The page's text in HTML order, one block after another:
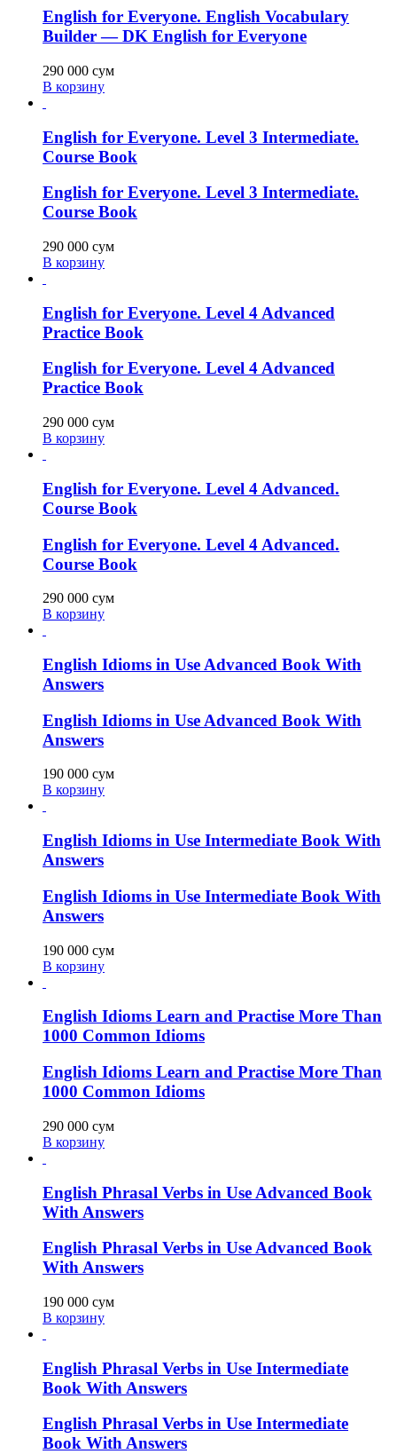
English for Everyone. English Vocabulary
Builder — DK English for Everyone
290 000 сум
В корзину
English for Everyone. Level 3 Intermediate.
Course Book
English for Everyone. Level 3 Intermediate.
Course Book
290 000 сум
В корзину
English for Everyone. Level 4 Advanced
Practice Book
English for Everyone. Level 4 Advanced
Practice Book
290 000 сум
В корзину
English for Everyone. Level 4 Advanced.
Course Book
English for Everyone. Level 4 Advanced.
Course Book
290 000 сум
В корзину
English Idioms in Use Advanced Book With
Answers
English Idioms in Use Advanced Book With
Answers
190 000 сум
В корзину
English Idioms in Use Intermediate Book With
Answers
English Idioms in Use Intermediate Book With
Answers
190 000 сум
В корзину
English Idioms Learn and Practise More Than
1000 Common Idioms
English Idioms Learn and Practise More Than
1000 Common Idioms
290 000 сум
В корзину
English Phrasal Verbs in Use Advanced Book
With Answers
English Phrasal Verbs in Use Advanced Book
With Answers
190 000 сум
В корзину
English Phrasal Verbs in Use Intermediate
Book With Answers
English Phrasal Verbs in Use Intermediate
Book With Answers